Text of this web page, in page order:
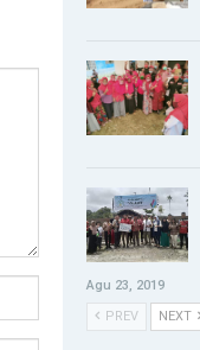
Agu 23, 2019
PREV
NEXT